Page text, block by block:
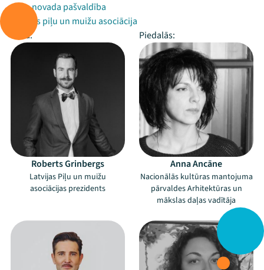
Cēsu novada pašvaldība
Latvijas piļu un muižu asociācija
Vada:
Piedalās:
Roberts Grinbergs
Latvijas Piļu un muižu
asociācijas prezidents
Anna Ancāne
Nacionālās kultūras mantojuma
pārvaldes Arhitektūras un
mākslas daļas vadītāja